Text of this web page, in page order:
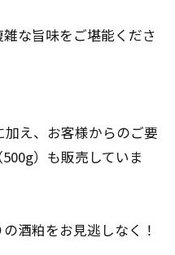
な旨味をご堪能くださ
え、お客様からのご要
）も販売していま
酒粕をお見逃しなく！